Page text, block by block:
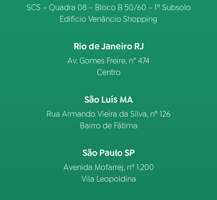
SCS – Quadra 08 – Bloco B 50/60 – 1º Subsolo
Edifício Venâncio Shopping
Rio de Janeiro RJ
Av. Gomes Freire, n° 474
Centro
São Luís MA
Rua Armando Vieira da Silva, nº 126
Bairro de Fátima
São Paulo SP
Avenida Mofarrej, nº 1.200
Vila Leopoldina